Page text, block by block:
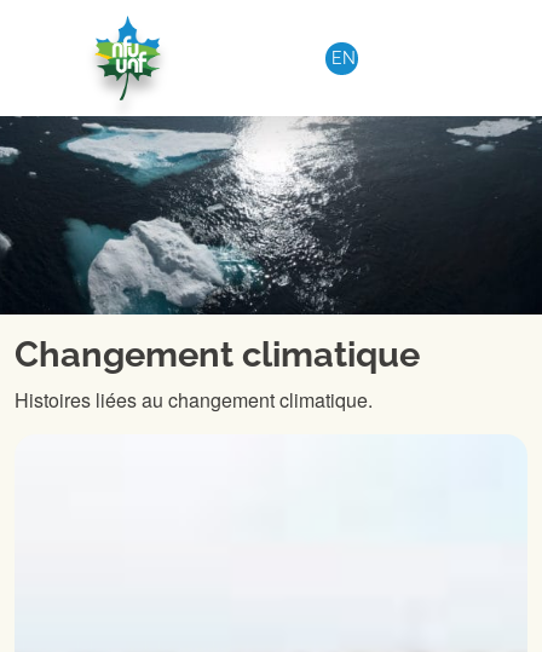
Aller au contenu
EN
Changement climatique
Histoires liées au changement climatique.